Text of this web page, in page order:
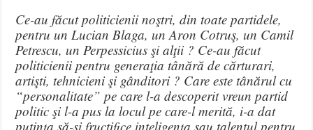
Ce-au făcut politicienii noştri, din toate partidele,
pentru un Lucian Blaga, un Aron Cotruş, un Camil
Petrescu, un Perpessicius şi alţii ? Ce-au făcut
politicienii pentru generaţia tânără de cărturari,
artişti, tehnicieni şi gânditori ? Care este tânărul cu
“personalitate” pe care l-a descoperit vreun partid
politic şi l-a pus la locul pe care-l merită, i-a dat
putinţa să-şi fructifice inteligenţa sau talentul pentru